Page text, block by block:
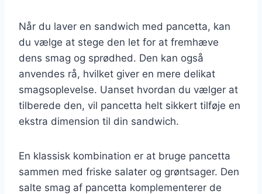
Når du laver en sandwich med pancetta, kan
du vælge at stege den let for at fremhæve
dens smag og sprødhed. Den kan også
anvendes rå, hvilket giver en mere delikat
smagsoplevelse. Uanset hvordan du vælger at
tilberede den, vil pancetta helt sikkert tilføje en
ekstra dimension til din sandwich.
En klassisk kombination er at bruge pancetta
sammen med friske salater og grøntsager. Den
salte smag af pancetta komplementerer de